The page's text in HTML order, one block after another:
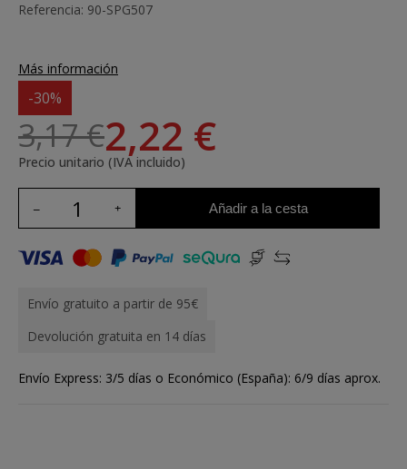
Referencia: 90-SPG507
Más información
-30%
3,17 €2,22 €
Precio unitario (IVA incluido)
Añadir a la cesta
Envío gratuito a partir de 95€
Devolución gratuita en 14 días
Envío Express: 3/5 días o Económico (España): 6/9 días aprox.